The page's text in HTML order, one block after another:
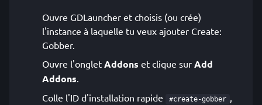
Ouvre GDLauncher et choisis (ou crée)
l'instance à laquelle tu veux ajouter Create:
Gobber.
Ouvre l'onglet Addons et clique sur Add
Addons.
Colle l'ID d'installation rapide
#create-gobber ,